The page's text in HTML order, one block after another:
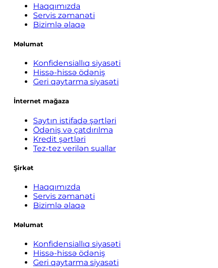
Haqqımızda
Servis zəmanəti
Bizimlə əlaqə
Məlumat
Konfidensiallıq siyasəti
Hissə-hissə ödəniş
Geri qaytarma siyasəti
İnternet mağaza
Saytın istifadə şərtləri
Ödəniş və çatdırılma
Kredit şərtləri
Tez-tez verilən suallar
Şirkət
Haqqımızda
Servis zəmanəti
Bizimlə əlaqə
Məlumat
Konfidensiallıq siyasəti
Hissə-hissə ödəniş
Geri qaytarma siyasəti